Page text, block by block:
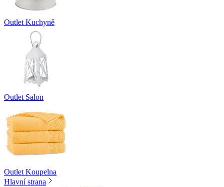
Outlet Kuchyně
Outlet Salon
Outlet Koupelna
Hlavní strana